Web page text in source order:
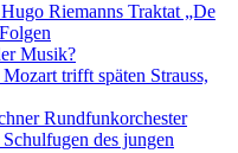
Riemanns Traktat „De
Musik?
trifft späten Strauss,
Rundfunkorchester
des jungen